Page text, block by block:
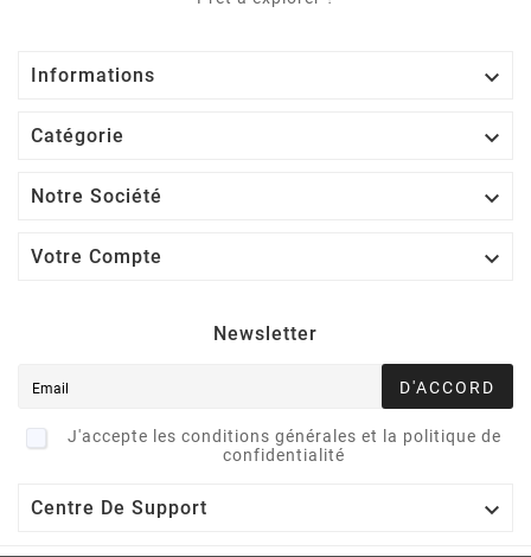
Informations 
Catégorie 
Notre Société 
Votre Compte 
Newsletter
D'ACCORD
J'accepte les conditions générales et la politique de
confidentialité
Centre De Support 